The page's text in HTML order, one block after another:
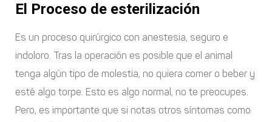
El Proceso de esterilización
Es un proceso quirúrgico con anestesia, seguro e
indoloro. Tras la operación es posible que el animal
tenga algún tipo de molestia, no quiera comer o beber y
esté algo torpe. Esto es algo normal, no te preocupes.
Pero, es importante que si notas otros síntomas como